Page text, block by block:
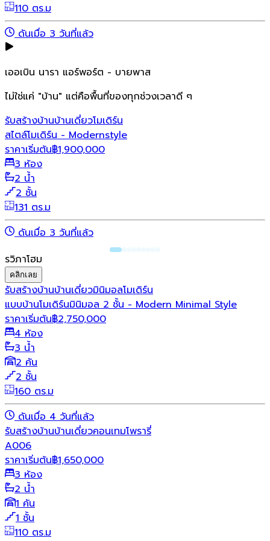
110 ตร.ม
ดันเมื่อ 3 วันที่แล้ว
เออเบิน นารา แอร์พอร์ต - บายพาส
ไม่ใช่แค่ "บ้าน" แต่คือพื้นที่ของทุกช่วงเวลาดี ๆ
รับสร้างบ้านบ้านเดี่ยวโมเดิร์น
สไตล์โมเดิร์น - Modernstyle
ราคาเริ่มต้น฿1,900,000
3 ห้อง
2 น้ำ
2 ชั้น
131 ตร.ม
ดันเมื่อ 3 วันที่แล้ว
รวิภาโฮม
คลิกเลย
รับสร้างบ้านบ้านเดี่ยวมินิมอลโมเดิร์น
แบบบ้านโมเดิร์นมินิมอล 2 ชั้น - Modern Minimal Style
ราคาเริ่มต้น฿2,750,000
4 ห้อง
3 น้ำ
2 คัน
2 ชั้น
160 ตร.ม
ดันเมื่อ 4 วันที่แล้ว
รับสร้างบ้านบ้านเดี่ยวคอนเทมโพรารี่
A006
ราคาเริ่มต้น฿1,650,000
3 ห้อง
2 น้ำ
1 คัน
1 ชั้น
110 ตร.ม